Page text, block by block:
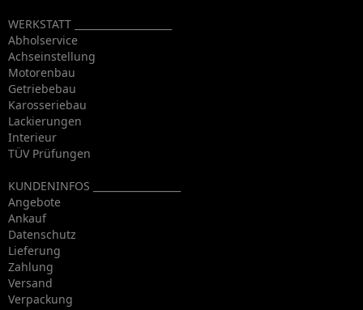
WERKSTATT ____________________
Abholservice
Achseinstellung
Motorenbau
Getriebebau
Karosseriebau
Lackierungen
Interieur
TÜV Prüfungen
KUNDENINFOS __________________
Angebote
Ankauf
Datenschutz
Lieferung
Zahlung
Versand
Verpackung